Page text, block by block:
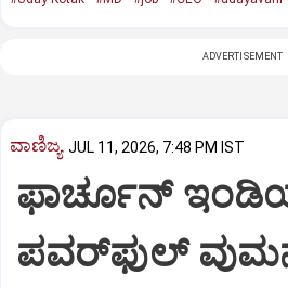
ADVERTISEMENT
ವಾಣಿಜ್ಯ JUL 11, 2026, 7:48 PM IST
ಫಾರ್ಚೂನ್
ಪವರ್‌ಫುಲ್